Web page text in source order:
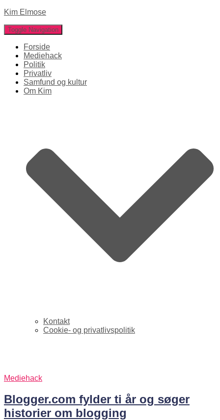
Kim Elmose
Toggle Navigation
Forside
Mediehack
Politik
Privatliv
Samfund og kultur
Om Kim
Kontakt
Cookie- og privatlivspolitik
Mediehack
Blogger.com fylder ti år og søger
historier om blogging